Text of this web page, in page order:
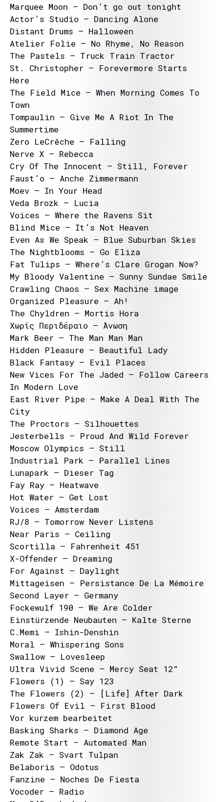
Marquee Moon – Don’t go out tonight
Actor’s Studio – Dancing Alone
Distant Drums – Halloween
Atelier Folie – No Rhyme, No Reason
The Pastels – Truck Train Tractor
St. Christopher – Forevermore Starts
Here
The Field Mice – When Morning Comes To
Town
Tompaulin – Give Me A Riot In The
Summertime
Zero LeCrêche – Falling
Nerve X – Rebecca
Cry Of The Innocent – Still, Forever
Faust’o – Anche Zimmermann
Moev – In Your Head
Veda Brozk – Lucia
Voices – Where the Ravens Sit
Blind Mice – It’s Not Heaven
Even As We Speak – Blue Suburban Skies
The Nightblooms – Go Eliza
Fat Tulips – Where’s Clare Grogan Now?
My Bloody Valentine – Sunny Sundae Smile
Crawling Chaos – Sex Machine image
Organized Pleasure – Ah!
The Chyldren – Mortis Hora
Χωρίς Περιδέραιο – Άνωση
Mark Beer – The Man Man Man
Hidden Pleasure – Beautiful Lady
Black Fantasy – Evil Places
New Vices For The Jaded – Follow Careers
In Modern Love
East River Pipe – Make A Deal With The
City
The Proctors – Silhouettes
Jesterbells – Proud And Wild Forever
Moscow Olympics – Still
Industrial Park ‎– Parallel Lines
Lunapark – Dieser Tag
Fay Ray – Heatwave
Hot Water – Get Lost
Voices – Amsterdam
RJ/8 – Tomorrow Never Listens
Near Paris – Ceiling
Scortilla – Fahrenheit 451
X-Offender – Dreaming
For Against – Daylight
Mittageisen – Persistance De La Mémoire
Second Layer – Germany
Fockewulf 190 – We Are Colder
Einstürzende Neubauten – Kalte Sterne
C.Memi – Ishin-Denshin
Moral – Whispering Sons
Swallow – Lovesleep
Ultra Vivid Scene – Mercy Seat 12″
Flowers (1) – Say 123
The Flowers (2) – [Life] After Dark
Flowers Of Evil – First Blood
Vor kurzem bearbeitet
Basking Sharks – Diamond Age
Remote Start – Automated Man
Zak Zak – Svart Tulpan
Belaboris – Odotus
Fanzine – Noches De Fiesta
Vocoder – Radio